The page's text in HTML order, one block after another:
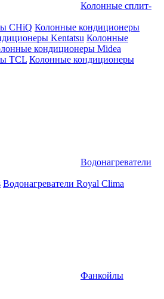
Колонные сплит-
CHiQ Колонные кондиционеры
Kentatsu Колонные
кондиционеры Midea
TCL Колонные кондиционеры
Водонагреватели
Водонагреватели Royal Clima
Фанкойлы